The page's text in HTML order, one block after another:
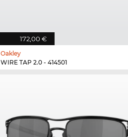
172,00 €
Oakley
WIRE TAP 2.0 - 414501